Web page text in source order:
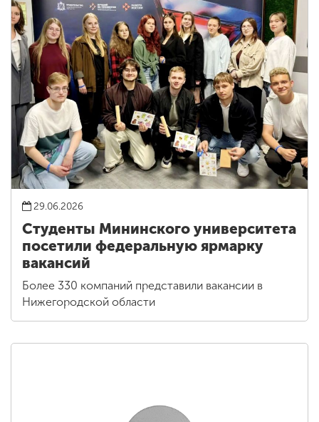
29.06.2026
Студенты Мининского университета
посетили федеральную ярмарку
вакансий
Более 330 компаний представили вакансии в
Нижегородской области